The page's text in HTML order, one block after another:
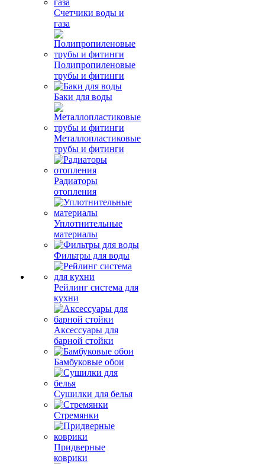
Счетчики воды и
газа
Полипропиленовые
трубы и фитинги
Баки для воды
Металлопластиковые
трубы и фитинги
Радиаторы
отопления
Уплотнительные
материалы
Фильтры для воды
Рейлинг система для
кухни
Аксессуары для
барной стойки
Бамбуковые обои
Сушилки для белья
Стремянки
Придверные
коврики